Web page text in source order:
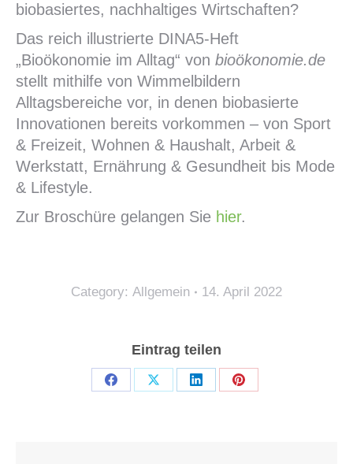
biobasiertes, nachhaltiges Wirtschaften?
Das reich illustrierte DINA5-Heft
„Bioökonomie im Alltag“ von bioökonomie.de
stellt mithilfe von Wimmelbildern
Alltagsbereiche vor, in denen biobasierte
Innovationen bereits vorkommen – von Sport
& Freizeit, Wohnen & Haushalt, Arbeit &
Werkstatt, Ernährung & Gesundheit bis Mode
& Lifestyle.
Zur Broschüre gelangen Sie hier.
Category: Allgemein 14. April 2022
Eintrag teilen
Teilen
Teilen
Teilen
Teilen